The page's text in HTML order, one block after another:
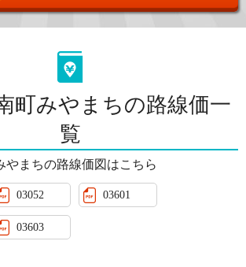
町みやまちの路線価一
覧
やまちの路線価図はこちら
03052 03601
03603